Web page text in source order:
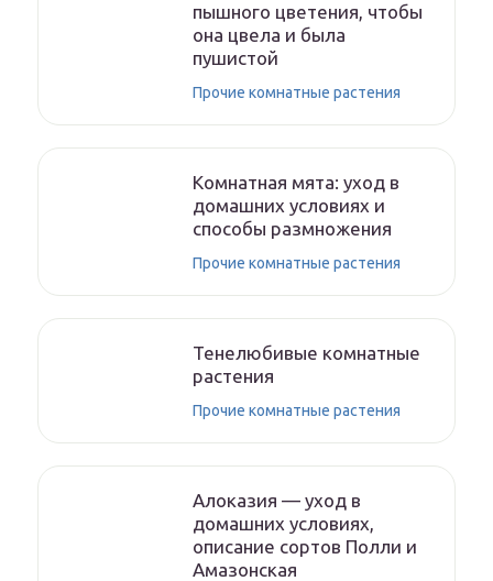
пышного цветения, чтобы
она цвела и была
пушистой
Прочие комнатные растения
Комнатная мята: уход в
домашних условиях и
способы размножения
Прочие комнатные растения
Тенелюбивые комнатные
растения
Прочие комнатные растения
Алоказия — уход в
домашних условиях,
описание сортов Полли и
Амазонская